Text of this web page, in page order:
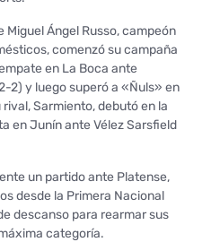
Miguel Ángel Russo, campeón
comenzó su campaña
en La Boca ante
2) y luego superó a «Ñuls» en
Sarmiento, debutó en la
en Junín ante Vélez Sarsfield
un partido ante Platense,
desde la Primera Nacional
descanso para rearmar sus
categoría.